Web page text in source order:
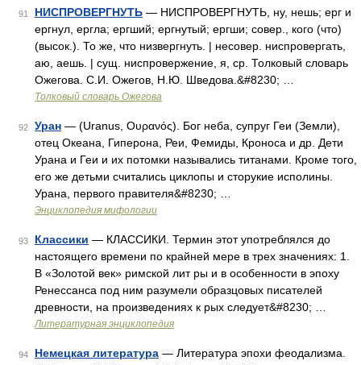
91 НИСПРОВЕРГНУТЬ — НИСПРОВЕРГНУТЬ, ну, нешь; ерг и
ергнул, ергла; ергший; ергнутый; ергши; совер., кого (что)
(высок.). То же, что низвергнуть. | несовер. ниспровергать,
аю, аешь. | сущ. ниспровержение, я, ср. Толковый словарь
Ожегова. С.И. Ожегов, Н.Ю. Шведова.&#8230; …
Толковый словарь Ожегова
92 Уран — (Uranus, Ουρανός). Бог неба, супруг Геи (Земли),
отец Океана, Гиперона, Реи, Фемиды, Кроноса и др. Дети
Урана и Геи и их потомки назывались титанами. Кроме того,
его же детьми считались циклопы и сторукие исполины.
Урана, первого правителя&#8230; …
Энциклопедия мифологии
93 Классики — КЛАССИКИ. Термин этот употреблялся до
настоящего времени по крайней мере в трех значениях: 1.
В «Золотой век» римской лит ры и в особенности в эпоху
Ренессанса под ним разумели образцовых писателей
древности, на произведениях к рых следует&#8230; …
Литературная энциклопедия
94 Немецкая литература — Литература эпохи феодализма.